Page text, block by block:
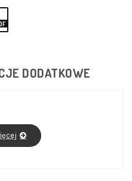
DODATKOWE